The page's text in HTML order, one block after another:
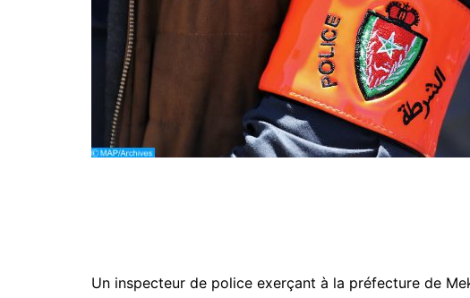
Un inspecteur de police exerçant à la préfecture de